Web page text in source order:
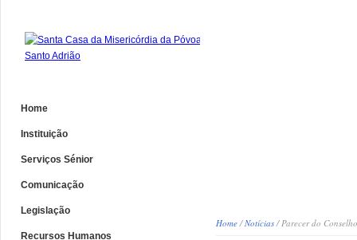
Home
Instituição
Serviços Sénior
Comunicação
Legislação
Recursos Humanos
Home/Notícias/ Parecer do